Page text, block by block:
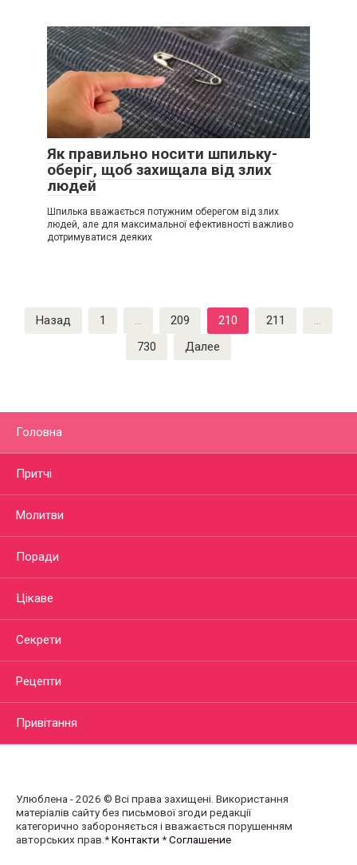
Як правильно носити шпильку-
оберіг, щоб захищала від злих
людей
Шпилька вважається потужним оберегом від злих
людей, але для максимальної ефективності важливо
дотримуватися деяких
Пагинация
записей
Назад 1 … 209 210 211
…
730
Далее
Головна
Притчі
Молитви
Поради
Цікаве
Секрети
Рецепти
Привітання
Улюблена - 2026 © Всі права захищені. Використання
матеріалів сайту без письмової згоди редакції
категорично забороняється і вважається порушенням
авторських прав.*Контакти *Соглашение